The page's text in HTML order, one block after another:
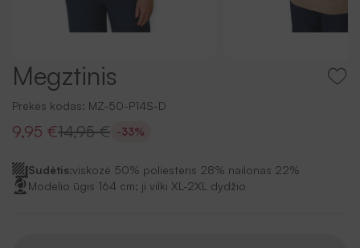
Megztinis
Prekės kodas: MZ-50-P14S-D
9,95 €14,95 € -33%
Sudėtis:viskozė 50% poliesteris 28% nailonas 22%
Modelio ūgis 164 cm; ji vilki XL-2XL dydžio